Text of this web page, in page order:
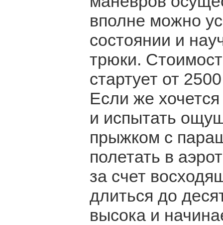
вполне можно
состоянии и
трюки.
стартует от
Если же
и испытать
прыжком с
полетать в
за счет
длиться до
высока и